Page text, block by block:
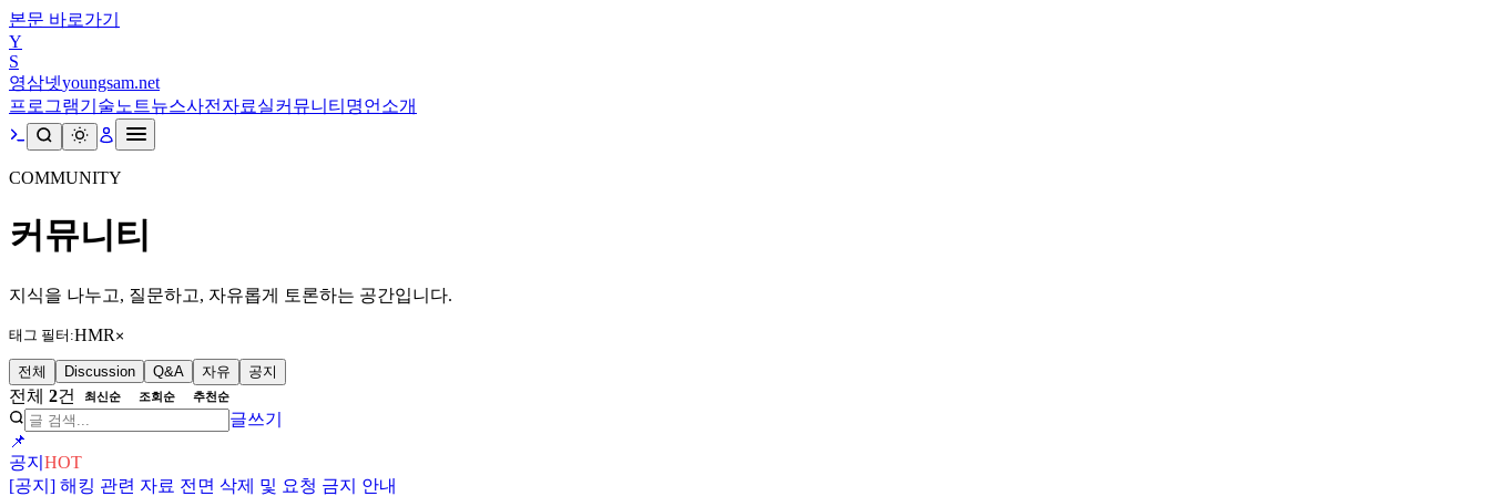
본문 바로가기
Y
S
영삼넷youngsam.net
프로그램기술노트뉴스사전 자료실커뮤니티 명언 소개
COMMUNITY
커뮤니티
지식을 나누고, 질문하고, 자유롭게 토론하는 공간입니다.
태그 필터:HMR×
전체 Discussion Q&A 자유 공지
전체 2건 최신순 조회순 추천순
글쓰기
📌
공지 HOT
[공지] 해킹 관련 자료 전면 삭제 및 요청 금지 안내